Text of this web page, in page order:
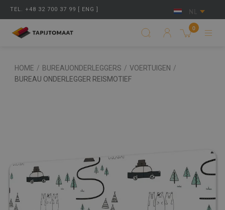
TEL. +48 32 700 37 99 [ ENG ] NL
0
HOME / BUREAUONDERLEGGERS / VOERTUIGEN /
BUREAU ONDERLEGGER REISMOTIEF